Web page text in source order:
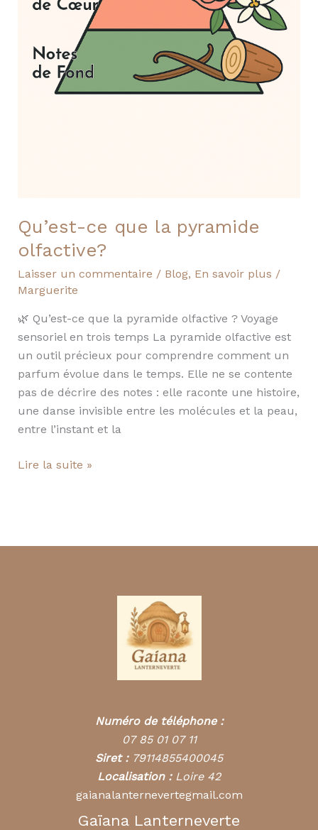
Qu’est-ce que la pyramide
olfactive?
Laisser un commentaire / Blog, En savoir plus /
Marguerite
🌿 Qu’est-ce que la pyramide olfactive ? Voyage
sensoriel en trois temps La pyramide olfactive est
un outil précieux pour comprendre comment un
parfum évolue dans le temps. Elle ne se contente
pas de décrire des notes : elle raconte une histoire,
une danse invisible entre les molécules et la peau,
entre l’instant et la
Lire la suite »
Numéro de téléphone :
07 85 01 07 11
Siret : 79114855400045
Localisation :Loire 42
gaianalanternevertegmail.com
Gaïana Lanterneverte